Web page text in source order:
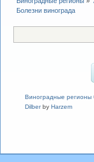
Болезни винограда
Виноградные регионы
Dilberby Harzem